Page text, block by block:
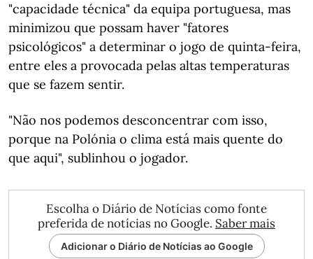
"capacidade técnica" da equipa portuguesa, mas
minimizou que possam haver "fatores
psicológicos" a determinar o jogo de quinta-feira,
entre eles a provocada pelas altas temperaturas
que se fazem sentir.
"Não nos podemos desconcentrar com isso,
porque na Polónia o clima está mais quente do
que aqui", sublinhou o jogador.
Escolha o Diário de Notícias como fonte
preferida de notícias no Google. Saber mais
Adicionar o Diário de Notícias ao Google